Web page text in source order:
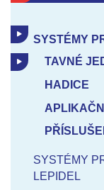
SYSTÉMY
TAVNÉ
HADICE
SYSTÉMY
LEPIDEL